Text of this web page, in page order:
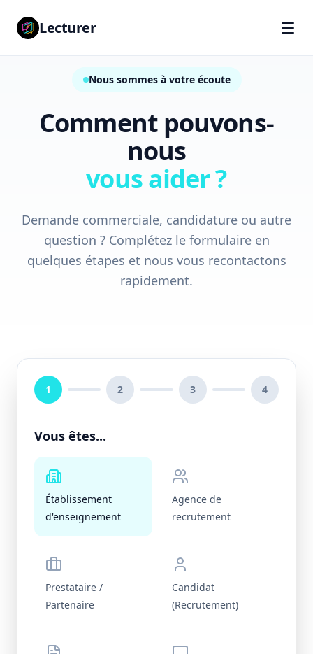
Lecturer
Nous sommes à votre écoute
Comment pouvons-
nous
vous aider ?
Demande commerciale, candidature ou autre
question ? Complétez le formulaire en
quelques étapes et nous vous recontactons
rapidement.
1 2 3 4
Vous êtes...
Établissement
d'enseignement
Agence de
recrutement
Prestataire /
Partenaire
Candidat
(Recrutement)